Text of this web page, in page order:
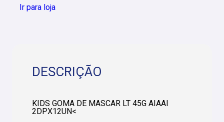
Ir para loja
DESCRIÇÃO
KIDS GOMA DE MASCAR LT 45G AIAAI
2DPX12UN<